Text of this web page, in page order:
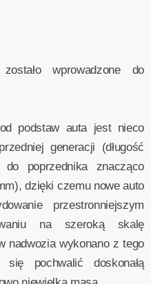
wprowadzone do
podstaw auta jest nieco
generacji (długość
poprzednika znacząco
dzięki czemu nowe auto
przestronniejszym
na szeroką skalę
nadwozia wykonano z tego
się pochwalić doskonałą